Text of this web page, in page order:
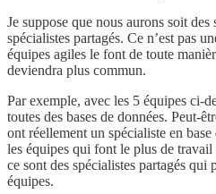
Je suppose que nous aurons soit
spécialistes partagés. Ce n’est pas
équipes agiles le font de toute
deviendra plus commun.
Par exemple, avec les 5 équipes ci-
toutes des bases de données. Peut-
ont réellement un spécialiste en
les équipes qui font le plus de travail
ce sont des spécialistes partagés qui
équipes.